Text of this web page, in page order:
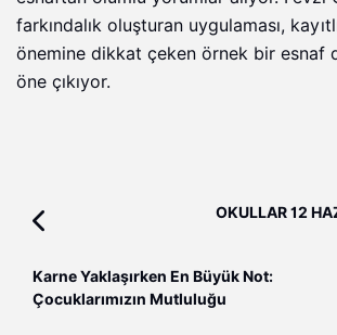
farkındalık oluşturan uygulaması,
önemine dikkat çeken örnek bir esnaf
öne çıkıyor.
OKULLAR 12
Karne Yaklaşırken En Büyük Not:
Çocuklarımızın Mutluluğu